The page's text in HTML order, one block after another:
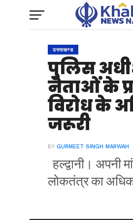
उत्तराखण्ड
पुलिस
नेताओं के
विरोध के
जरूरी
BY GURMEET SINGH MARWAH
हल्द्वानी। अपनी
लोकतंत्र का